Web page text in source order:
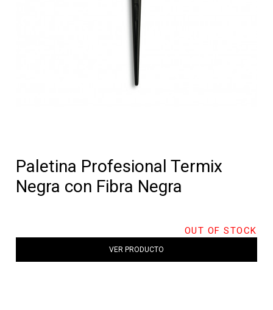
Paletina Profesional Termix
Negra con Fibra Negra
OUT OF STOCK
VER PRODUCTO